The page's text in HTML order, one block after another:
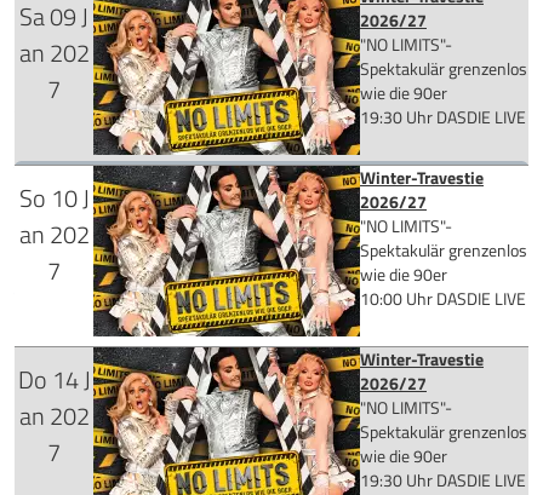
Tickets kaufen
für 69,90 €
Mehr Infos
Tickets kaufen
Sa09J
an202
7
2026/27
"NO LIMITS"-
Spektakulär grenzenlos
wie die 90er
19:30 Uhr DASDIE LIVE
für 69,90 €
Mehr Infos
Tickets kaufen
So 10J
an202
7
Winter-Travestie
2026/27
"NO LIMITS"-
Spektakulär grenzenlos
wie die 90er
10:00 Uhr DASDIE LIVE
Winter-Travestie-Brunch
für 59,90 €
Do 14J
an202
7
Winter-Travestie
2026/27
"NO LIMITS"-
Spektakulär grenzenlos
wie die 90er
19:30 Uhr DASDIE LIVE